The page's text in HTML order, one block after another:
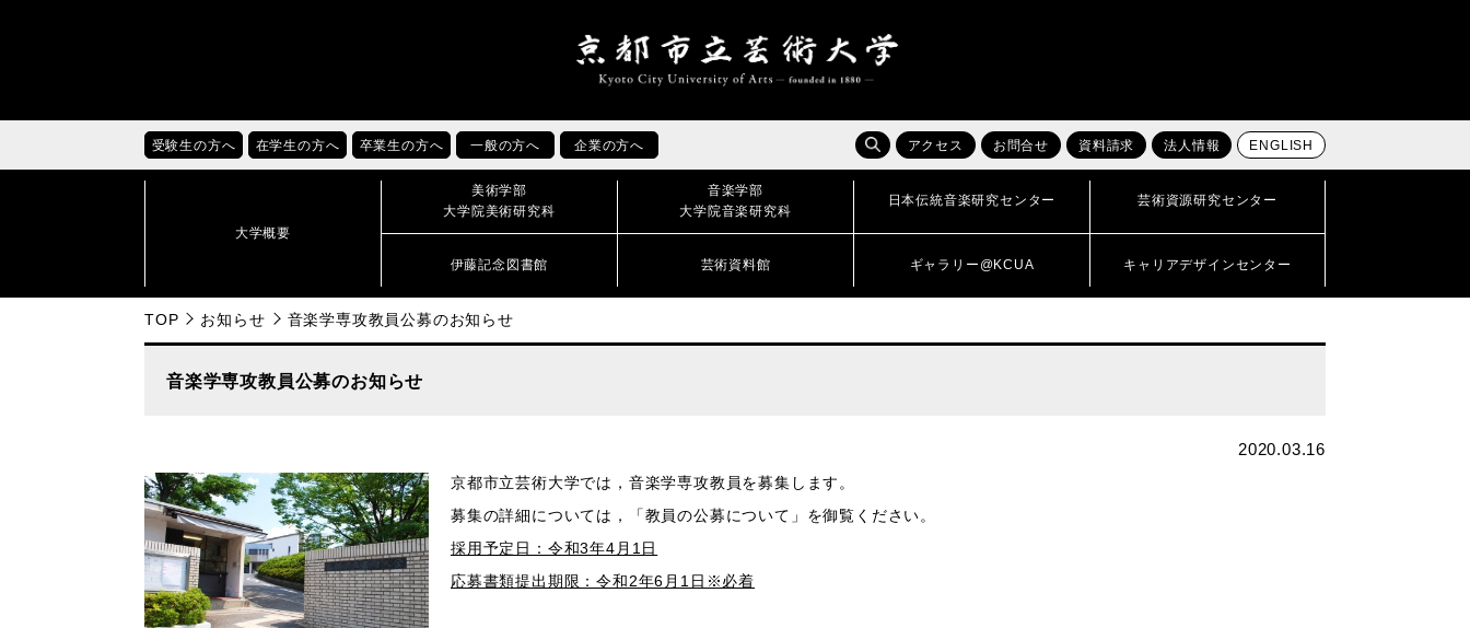
受験生の方へ 在学生の方へ 卒業生の方へ 一般の方へ 企業の方へ アクセス お問合せ 資料請求 法人情報 ENGLISH
大学概要
美術学部
大学院美術研究科
音楽学部
大学院音楽研究科
日本伝統音楽研究センター 芸術資源研究センター
伊藤記念図書館 芸術資料館 ギャラリー@KCUA キャリアデザインセンター
TOP お知らせ 音楽学専攻教員公募のお知らせ
音楽学専攻教員公募のお知らせ
2020.03.16
京都市立芸術大学では，音楽学専攻教員を募集します。
募集の詳細については，「教員の公募について」を御覧ください。
採用予定日：令和3年4月1日
応募書類提出期限：令和2年6月1日※必着